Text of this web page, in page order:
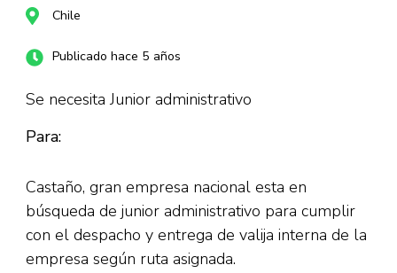
Chile
Publicado hace 5 años
Se necesita Junior administrativo
Para:
Castaño, gran empresa nacional esta en
búsqueda de junior administrativo para cumplir
con el despacho y entrega de valija interna de la
empresa según ruta asignada.